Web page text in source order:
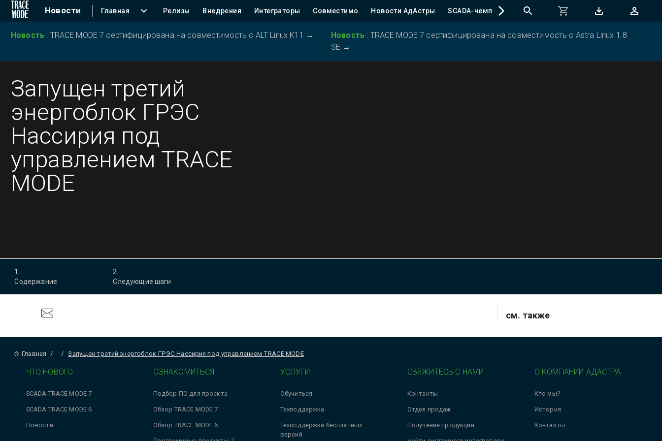
Новости Главная Релизы Внедрения Интеграторы Совместимо Новости АдАстры SCADA-чемпионат
Новость : TRACE MODE 7 сертифицирована на совместимость с ALT Linux K11 → Новость : TRACE MODE 7 сертифицирована на совместимость с Astra Linux 1.8
SE →
Запущен третий
энергоблок ГРЭС
Нассирия под
управлением TRACE
MODE
1
Содержание
2
Следующие шаги
см. также
Главная / / Запущен третий энергоблок ГРЭС Нассирия под управлением TRACE MODE
ЧТО НОВОГО
SCADA TRACE MODE 7
SCADA TRACE MODE 6
Новости
ОЗНАКОМИТЬСЯ
Подбор ПО для проекта
Обзор TRACE MODE 7
Обзор TRACE MODE 6
УСЛУГИ
Обучиться
Техподдержка
Техподдержка бесплатных
версий
СВЯЖИТЕСЬ С НАМИ
Контакты
Отдел продаж
Получение продукции
О КОМПАНИИ АДАСТРА
Кто мы?
История
Контакты